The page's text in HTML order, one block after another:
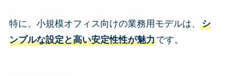
特に、小規模オフィス向けの業務用モデルは、 シ
ンプルな設定と高い安定性性が魅力です。